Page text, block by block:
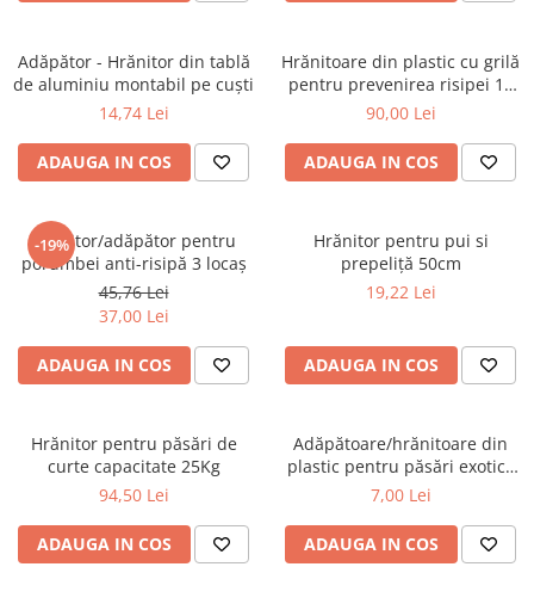
Adăpător - Hrănitor din tablă
de aluminiu montabil pe cuști
14,74 Lei
ADAUGA IN COS
Hrănitoare din plastic cu grilă
pentru prevenirea risipei 15
kg (galben) cu picior
90,00 Lei
ADAUGA IN COS
-19%
Hrănitor/adăpător pentru
porumbei anti-risipă 3 locaș
45,76 Lei
37,00 Lei
ADAUGA IN COS
Hrănitor pentru pui si
prepeliță 50cm
19,22 Lei
ADAUGA IN COS
Hrănitor pentru păsări de
curte capacitate 25Kg
94,50 Lei
ADAUGA IN COS
Adăpătoare/hrănitoare din
plastic pentru păsări exotice
10,5x7x7 cm
7,00 Lei
ADAUGA IN COS